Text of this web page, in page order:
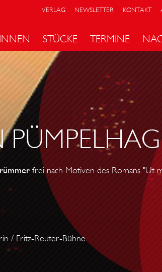
VERLAG NEWSLETTER KONTAKT
STÜCKE TERMINE
frei nach Motiven des Romans "Ut
/ Fritz-Reuter-Bühne